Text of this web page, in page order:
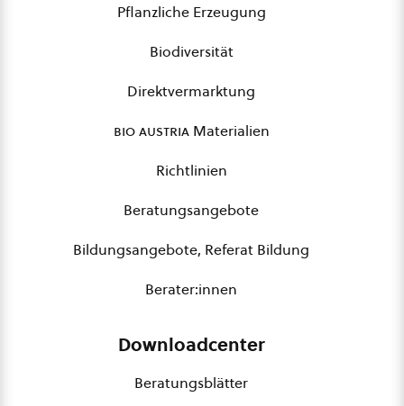
Pflanzliche Erzeugung
Biodiversität
Direktvermarktung
bio austriaMaterialien
Richtlinien
Beratungsangebote
Bildungsangebote, Referat Bildung
Berater:innen
Downloadcenter
Beratungsblätter